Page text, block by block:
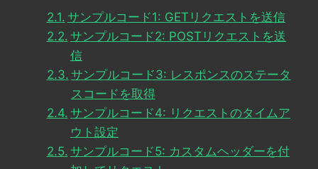
サンプルコード1: GETリクエストを送信
サンプルコード2: POSTリクエストを送
信
サンプルコード3: レスポンスのステータ
スコードを取得
サンプルコード4: リクエストのタイムア
ウト設定
サンプルコード5: カスタムヘッダーを付